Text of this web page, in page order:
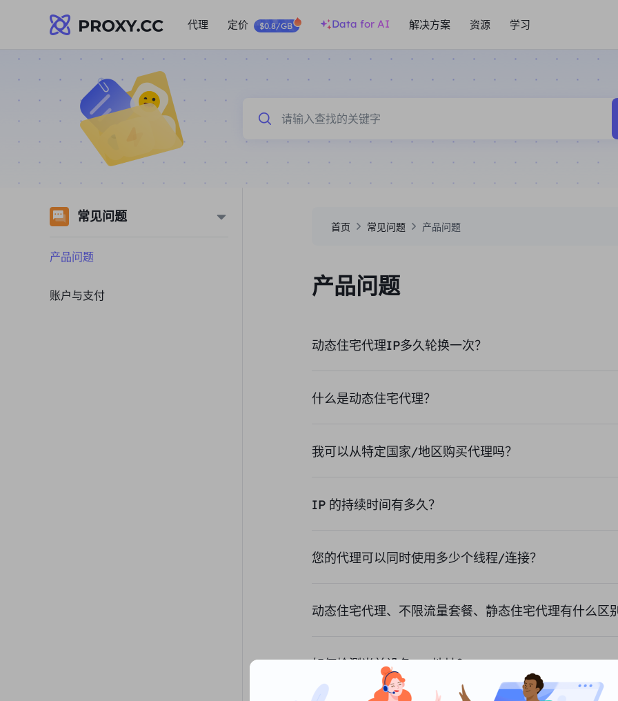
代理 定价 $0.8/GB Data for AI 解决方案 资源 学习
常见问题
产品问题
账户与支付
首页 常见问题 产品问题
产品问题
动态住宅代理IP多久轮换一次？
什么是动态住宅代理？
我可以从特定国家/地区购买代理吗？
IP 的持续时间有多久？
您的代理可以同时使用多少个线程/连接？
动态住宅代理、不限流量套餐、静态住宅代理有什么区别
如何检测当前设备 IP 地址？